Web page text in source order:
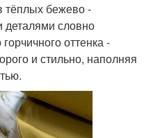
тёплых бежево -
деталями словно
оттенка -
и стильно, наполняя